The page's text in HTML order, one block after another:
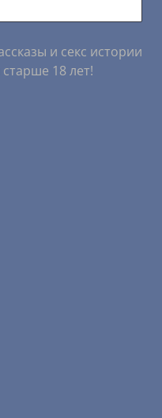
и секс истории
18 лет!